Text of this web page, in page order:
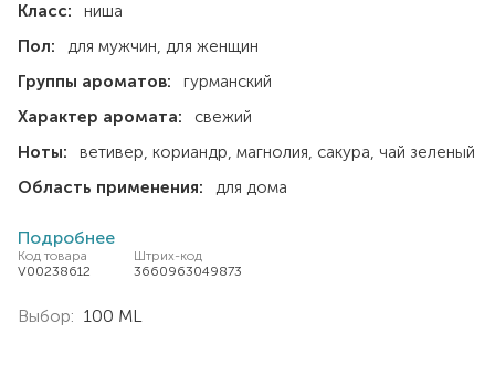
Класс:
ниша
Пол:
для мужчин для женщин
Группы ароматов:
гурманский
Характер аромата:
свежий
Ноты:
ветивер кориандр магнолия сакура чай зеленый
Область применения:
для дома
Подробнее
Код товара
V00238612
Штрих-код
3660963049873
Выбор: 100 ML